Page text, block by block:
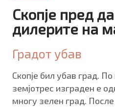
Скопје пред
дилерите на
Градот убав
Скопје бил убав град.
земјотрес изграден е
многу зелен град. После